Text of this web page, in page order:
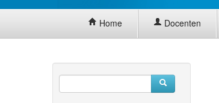
Home Docenten